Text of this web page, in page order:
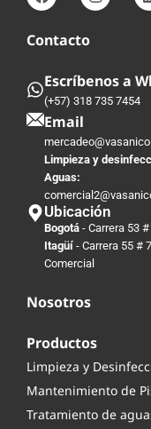
Contacto
Escríbenos a
(+57) 318 735 7454
Email
Limpieza y
Aguas:
Ubicación
Bogotá - Carrera 53
Itagüí - Carrera 55 #
Comercial
Nosotros
Productos
Limpieza y
Mantenimiento de
Tratamiento de